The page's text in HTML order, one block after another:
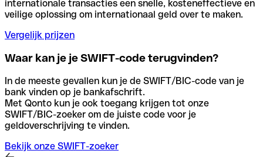
internationale transacties een snelle, kosteneffectieve en
veilige oplossing om internationaal geld over te maken.
Vergelijk prijzen
Waar kan je je SWIFT-code terugvinden?
In de meeste gevallen kun je de SWIFT/BIC-code van je
bank vinden op je bankafschrift.
Met Qonto kun je ook toegang krijgen tot onze
SWIFT/BIC-zoeker om de juiste code voor je
geldoverschrijving te vinden.
Bekijk onze SWIFT-zoeker